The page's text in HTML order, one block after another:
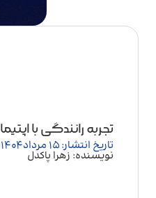
تجربه رانندگی با اپتیما ۲۰۱۷؛ راحت، مدرن و قابل اعتماد
تاریخ انتشار: 15 مرداد 1404
نویسنده: زهرا پاکدل